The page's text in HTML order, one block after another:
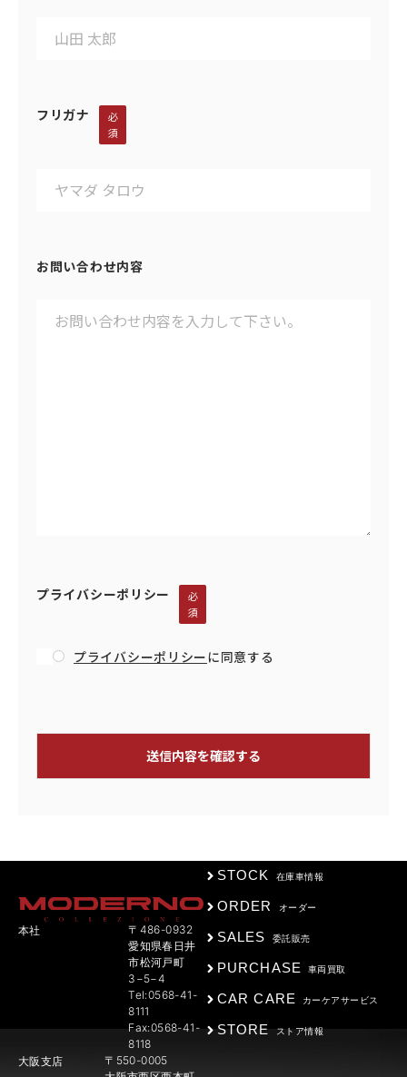
フリガナ
必
須
お問い合わせ内容
プライバシーポリシー
必
須
プライバシーポリシーに同意する
本社
〒486-0932
愛知県春日井
市松河戸町
3−5−4
Tel:0568-41-
8111
Fax:0568-41-
8118
大阪支店
〒550-0005
STOCK 在庫車情報
ORDER オーダー
SALES 委託販売
PURCHASE 車両買取
CAR CARE カーケアサービス
STORE ストア情報